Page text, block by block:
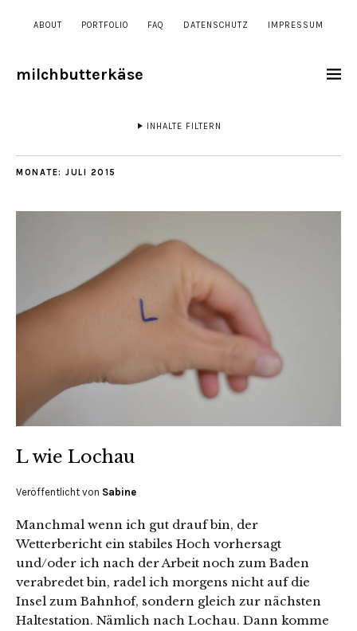
ABOUT PORTFOLIO FAQ DATENSCHUTZ IMPRESSUM
milchbutterkäse
INHALTE FILTERN
MONATE: JULI 2015
L wie Lochau
Veröffentlicht von Sabine
Manchmal wenn ich gut drauf bin, der
Wetterbericht ein stabiles Hoch vorhersagt
und/oder ich nach der Arbeit noch zum Baden
verabredet bin, radel ich morgens nicht auf die
Insel zum Bahnhof, sondern gleich zur nächsten
Haltestation. Nämlich nach Lochau. Dann komme